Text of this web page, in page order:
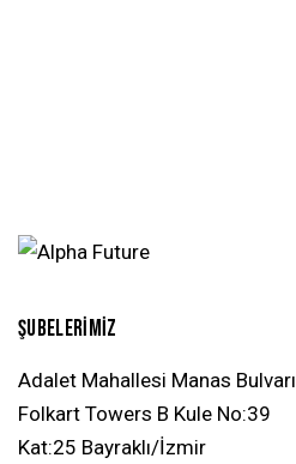
ŞUBELERIMIZ
Adalet Mahallesi Manas Bulvarı
Folkart Towers B Kule No:39
Kat:25 Bayraklı/İzmir